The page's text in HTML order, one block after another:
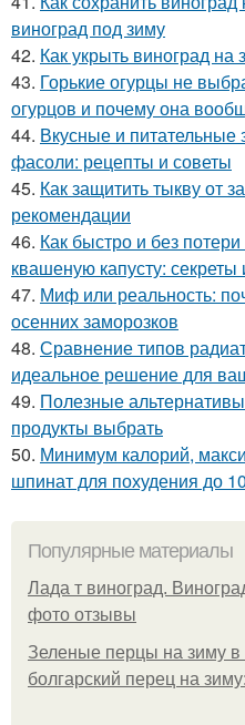
виноград под зиму
42. Как укрыть виноград на
43. Горькие огурцы не
огурцов и почему она
44. Вкусные и питательные
фасоли: рецепты и советы
45. Как защитить тыкву от
рекомендации
46. Как быстро и без
квашеную капусту:
47. Миф или реальность:
осенних заморозков
48. Сравнение типов
идеальное решение для
49. Полезные
продукты выбрать
50. Минимум калорий,
шпинат для похудения до
Популярные материалы
Лада т виноград.
фото отзывы
Зеленые перцы на зиму
болгарский перец на